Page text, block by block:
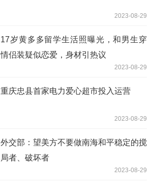
2023-08-29
17岁黄多多留学生活照曝光，和男生穿
情侣装疑似恋爱，身材引热议
2023-08-29
重庆忠县首家电力爱心超市投入运营
2023-08-29
外交部：望美方不要做南海和平稳定的搅
局者、破坏者
2023-08-29